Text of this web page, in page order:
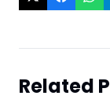
Related